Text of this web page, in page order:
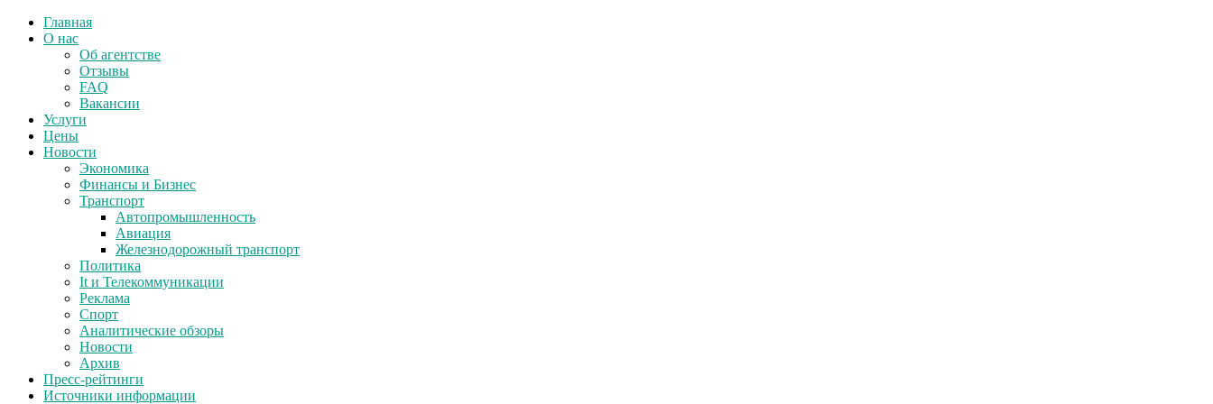
Главная
О нас
Об агентстве
Отзывы
FAQ
Вакансии
Услуги
Цены
Новости
Экономика
Финансы и Бизнес
Транспорт
Автопромышленность
Авиация
Железнодорожный транспорт
Политика
It и Телекоммуникации
Реклама
Спорт
Аналитические обзоры
Новости
Архив
Пресс-рейтинги
Источники информации